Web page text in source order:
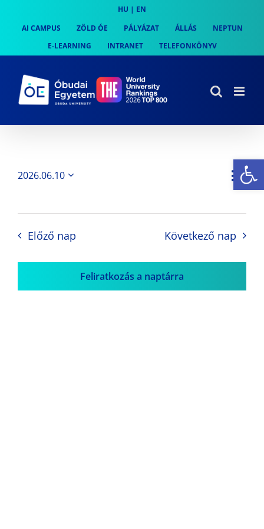
content
HU | EN
AI CAMPUS
ZÖLD ÓE PÁLYÁZAT ÁLLÁS
NEPTUN
E-LEARNING
INTRANET TELEFONKÖNYV
Nap
2026.06.10
Előző nap Következő nap
Feliratkozás a naptárra